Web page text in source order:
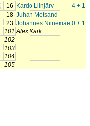
16
4 + 1
Kardo Liinjärv
18 Juhan Metsand
23
0 + 1
Johannes Niinemäe
101 Alex Kark
102
103
104
105